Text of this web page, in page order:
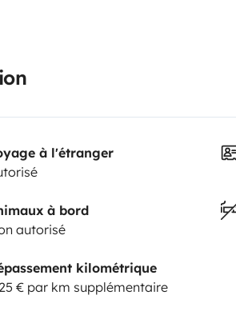
à l'étranger
à bord
autorisé
kilométrique
€ par km supplémentaire